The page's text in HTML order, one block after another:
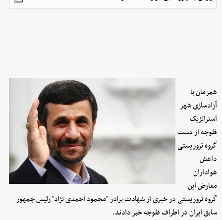
همزمان با
آزادسازی شهر
استراتژیک
فلوجه از دست
گروه تروریستی
داعش
هواداران
معارض این
گروه تروریستی در خبری از شهادت برادر "محمود احمدی نژاد" رئیس جمهور
سابق ایران در اطراف فلوجه خبر دادند.